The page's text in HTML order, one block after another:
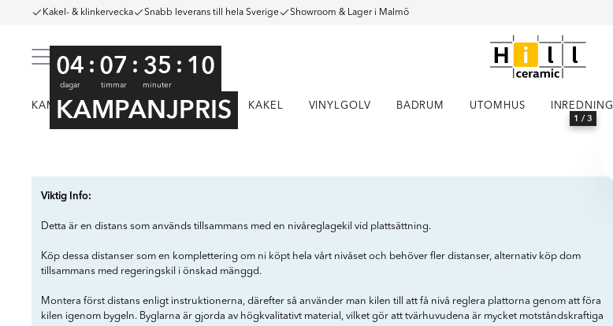
Kakel- & klinkervecka Snabb leverans till hela Sverige Showroom & Lager i Malmö
KAMPANJ KLINKER KAKEL VINYLGOLV BADRUM UTOMHUS INREDNING
04
dagar
:07
timmar
: 35
minuter
: 10
KAMPANJPRIS 1 / 3
Viktig Info:
Detta är en distans som används tillsammans med en nivåreglagekil vid plattsättning.
Köp dessa distanser som en komplettering om ni köpt hela vårt nivåset och behöver fler distanser, alternativ köp dom
tillsammans med regeringskil i önskad mänggd.
Montera först distans enligt instruktionerna, därefter så använder man kilen till att få nivå reglera plattorna genom att föra
kilen igenom bygeln. Byglarna är gjorda av högkvalitativt material, vilket gör att tvärhuvudena är mycket motståndskraftiga